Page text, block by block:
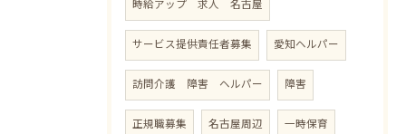
時給アップ 求人 名古屋
サービス提供責任者募集 愛知ヘルパー
訪問介護 障害 ヘルパー 障害
正規職募集 名古屋周辺 一時保育